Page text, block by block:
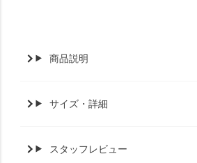
商品説明
サイズ・詳細
スタッフレビュー